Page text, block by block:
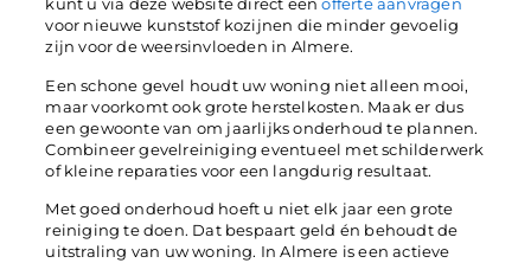
kunt u via deze website direct eenofferte aanvragen
voor nieuwe kunststof kozijnen die minder gevoelig
zijn voor de weersinvloeden in Almere.
Een schone gevel houdt uw woning niet alleen mooi,
maar voorkomt ook grote herstelkosten. Maak er dus
een gewoonte van om jaarlijks onderhoud te plannen.
Combineer gevelreiniging eventueel met schilderwerk
of kleine reparaties voor een langdurig resultaat.
Met goed onderhoud hoeft u niet elk jaar een grote
reiniging te doen. Dat bespaart geld én behoudt de
uitstraling van uw woning. In Almere is een actieve